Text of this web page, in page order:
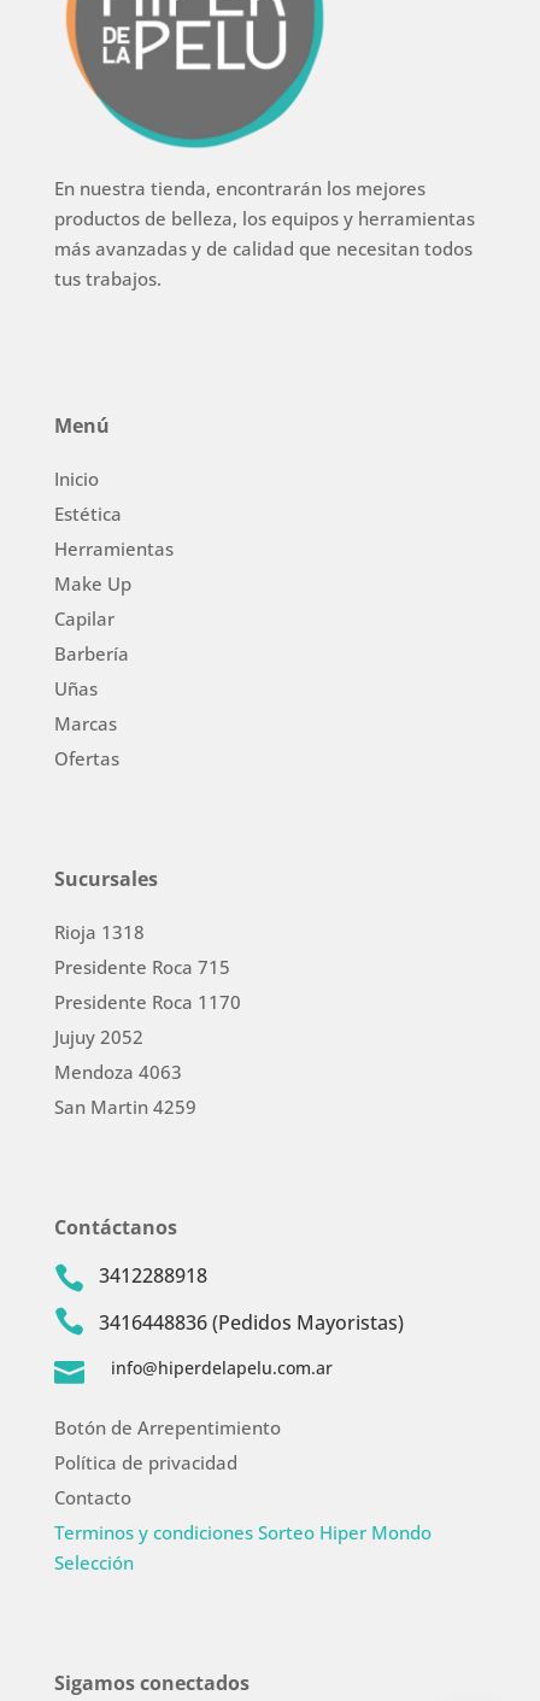
En nuestra tienda, encontrarán los mejores
productos de belleza, los equipos y herramientas
más avanzadas y de calidad que necesitan todos
tus trabajos.
Menú
Inicio
Estética
Herramientas
Make Up
Capilar
Barbería
Uñas
Marcas
Ofertas
Sucursales
Rioja 1318
Presidente Roca 715
Presidente Roca 1170
Jujuy 2052
Mendoza 4063
San Martin 4259
Contáctanos
 3412288918
 3416448836 (Pedidos Mayoristas)
 info@hiperdelapelu.com.ar
Botón de Arrepentimiento
Política de privacidad
Contacto
Terminos y condiciones Sorteo Hiper Mondo
Selección
Sigamos conectados